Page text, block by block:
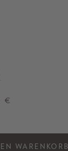
€
WARENKORB